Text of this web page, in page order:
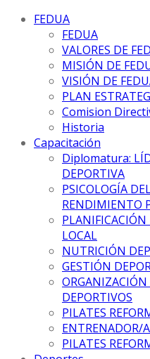
FEDUA
FEDUA
VALORES DE
MISIÓN DE
VISIÓN DE
PLAN
Comision
Historia
Capacitación
Diplomatura:
DEPORTIVA
PSICOLOGÍA
RENDIMIENTO
PLANIFICACIÓN
LOCAL
NUTRICIÓN
GESTIÓN
ORGANIZACIÓN
DEPORTIVOS
PILATES
ENTRENADOR/
PILATES